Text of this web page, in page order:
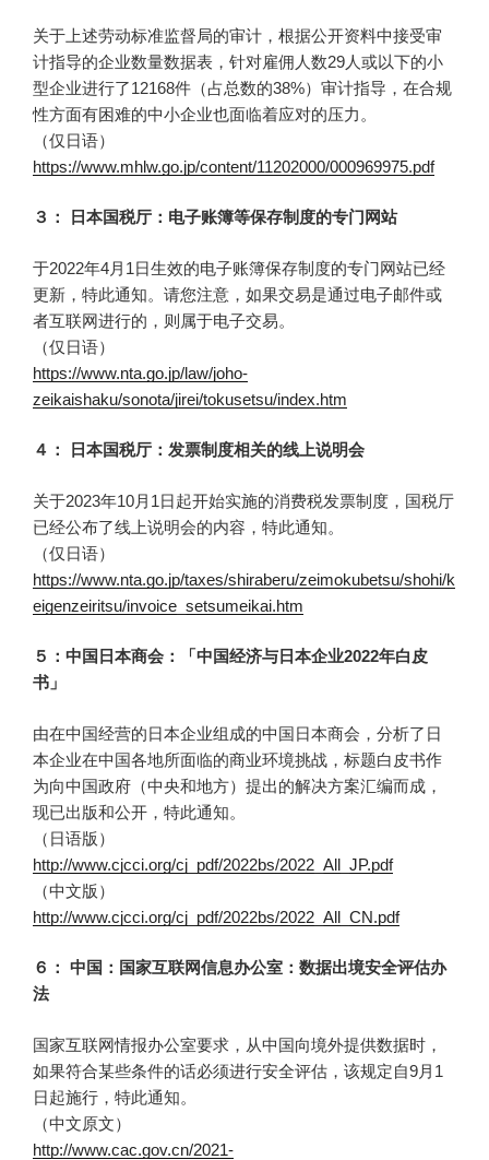
关于上述劳动标准监督局的审计，根据公开资料中接受审
计指导的企业数量数据表，针对雇佣人数29人或以下的小
型企业进行了12168件（占总数的38%）审计指导，在合规
性方面有困难的中小企业也面临着应对的压力。
（仅日语）
https://www.mhlw.go.jp/content/11202000/000969975.pdf
３： 日本国税厅：电子账簿等保存制度的专门网站
于2022年4月1日生效的电子账簿保存制度的专门网站已经
更新，特此通知。请您注意，如果交易是通过电子邮件或
者互联网进行的，则属于电子交易。
（仅日语）
https://www.nta.go.jp/law/joho-
zeikaishaku/sonota/jirei/tokusetsu/index.htm
４： 日本国税厅：发票制度相关的线上说明会
关于2023年10月1日起开始实施的消费税发票制度，国税厅
已经公布了线上说明会的内容，特此通知。
（仅日语）
https://www.nta.go.jp/taxes/shiraberu/zeimokubetsu/shohi/k
eigenzeiritsu/invoice_setsumeikai.htm
５：中国日本商会：「中国经济与日本企业2022年白皮
书」
由在中国经营的日本企业组成的中国日本商会，分析了日
本企业在中国各地所面临的商业环境挑战，标题白皮书作
为向中国政府（中央和地方）提出的解决方案汇编而成，
现已出版和公开，特此通知。
（日语版）
http://www.cjcci.org/cj_pdf/2022bs/2022_All_JP.pdf
（中文版）
http://www.cjcci.org/cj_pdf/2022bs/2022_All_CN.pdf
６： 中国：国家互联网信息办公室：数据出境安全评估办
法
国家互联网情报办公室要求，从中国向境外提供数据时，
如果符合某些条件的话必须进行安全评估，该规定自9月1
日起施行，特此通知。
（中文原文）
http://www.cac.gov.cn/2021-